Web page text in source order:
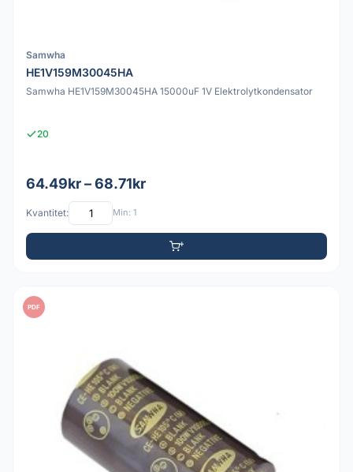
Samwha
HE1V159M30045HA
Samwha HE1V159M30045HA 15000uF 1V Elektrolytkondensator
20
64.49kr – 68.71kr
Kvantitet: Min: 1
PDF